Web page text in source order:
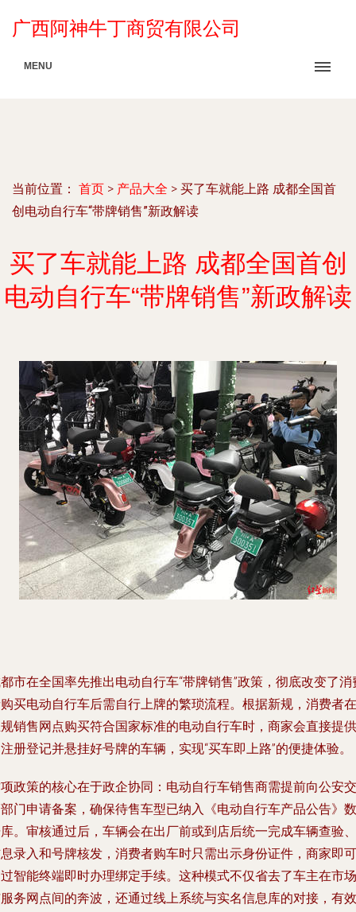
广西阿神牛丁商贸有限公司
MENU
当前位置： 首页 > 产品大全 > 买了车就能上路 成都全国首
创电动自行车“带牌销售”新政解读
买了车就能上路 成都全国首创
电动自行车“带牌销售”新政解读
市在全国率先推出电动自行车“带牌销售”政策，彻底改变了消
买电动自行车后需自行上牌的繁琐流程。根据新规，消费者在
销售网点购买符合国家标准的电动自行车时，商家会直接提供
册登记并悬挂好号牌的车辆，实现“买车即上路”的便捷体验。
政策的核心在于政企协同：电动自行车销售商需提前向公安交
门申请备案，确保待售车型已纳入《电动自行车产品公告》数
。审核通过后，车辆会在出厂前或到店后统一完成车辆查验、
录入和号牌核发，消费者购车时只需出示身份证件，商家即可
智能终端即时办理绑定手续。这种模式不仅省去了车主在市场
务网点间的奔波，还通过线上系统与实名信息库的对接，有效